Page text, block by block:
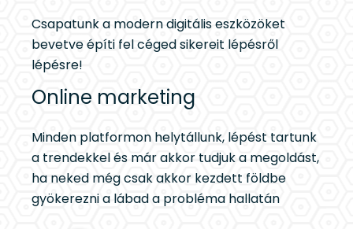
Csapatunk a modern digitális eszközöket
bevetve építi fel céged sikereit lépésről
lépésre!
Online marketing
Minden platformon helytállunk, lépést tartunk
a trendekkel és már akkor tudjuk a megoldást,
ha neked még csak akkor kezdett földbe
gyökerezni a lábad a probléma hallatán